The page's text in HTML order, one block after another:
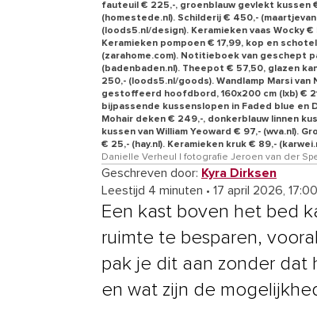
fauteuil € 225,-, groenblauw gevlekt
(homestede.nl). Schilderij € 450,-
(loods5.nl/design). Keramieken vaas Wocky
Keramieken pompoen € 17,99, kop en
(zarahome.com). Notitieboek van geschept
(badenbaden.nl). Theepot € 57,50, glazen
250,- (loods5.nl/goods). Wandlamp Marsi
gestoffeerd hoofdbord, 160x200 cm (lxb) €
bijpassende kussenslopen in Faded blue en
Mohair deken € 249,-, donkerblauw linnen
kussen van William Yeoward € 97,- (wva.nl).
€ 25,- (hay.nl). Keramieken kruk € 89,-
Danielle Verheul | fotografie Jeroen van der
Geschreven door: Kyra Dirksen
Leestijd 4 minuten • 17 april 2026, 17:00
Een kast boven het bed
ruimte te besparen,
pak je dit aan zonder
en wat zijn de